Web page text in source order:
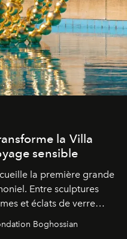
la Villa
sensible
la première grande
Entre sculptures
et éclats de verre
un itinéraire
le souvenir
Boghossian